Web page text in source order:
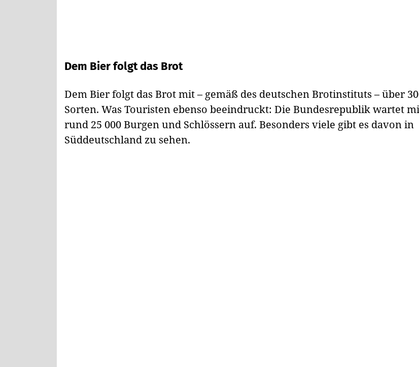
Dem Bier folgt das Brot
Dem Bier folgt das Brot mit – gemäß des deutschen Brotinstituts – über
Sorten. Was Touristen ebenso beeindruckt: Die Bundesrepublik wartet
rund 25 000 Burgen und Schlössern auf. Besonders viele gibt es davon in
Süddeutschland zu sehen.